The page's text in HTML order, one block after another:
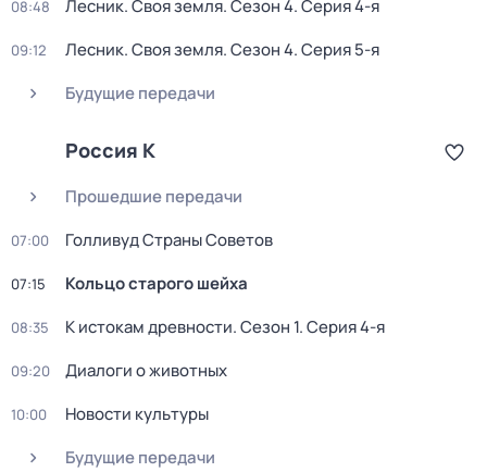
08:48 Лесник. Своя земля. Сезон 4. Серия 4-я
09:12 Лесник. Своя земля. Сезон 4. Серия 5-я
Будущие передачи
Россия К
Прошедшие передачи
07:00 Голливуд Страны Советов
07:15 Кольцо старого шейха
08:35 К истокам древности. Сезон 1. Серия 4-я
09:20 Диалоги о животных
10:00
Новости культуры
Будущие передачи